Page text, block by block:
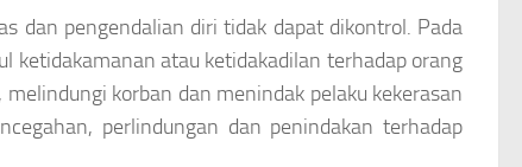
dan pengendalian diri tidak dapat dikontrol. Pada
ketidakamanan atau ketidakadilan terhadap orang
korban dan menindak pelaku kekerasan
perlindungan dan penindakan terhadap